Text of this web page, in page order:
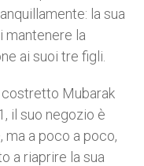
la sua
mantenere la
ai suoi tre figli.
Mubarak
il suo negozio è
a poco a poco,
a riaprire la sua